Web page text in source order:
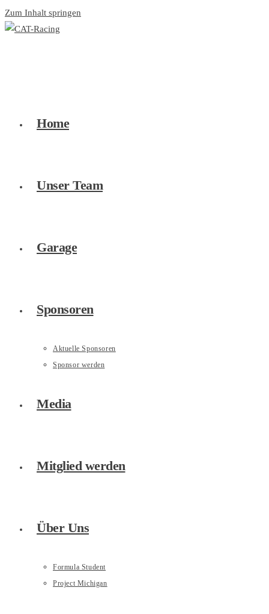
Zum Inhalt springen
Home
Unser Team
Garage
Sponsoren
Aktuelle Sponsoren
Sponsor werden
Media
Mitglied werden
Über Uns
Formula Student
Project Michigan